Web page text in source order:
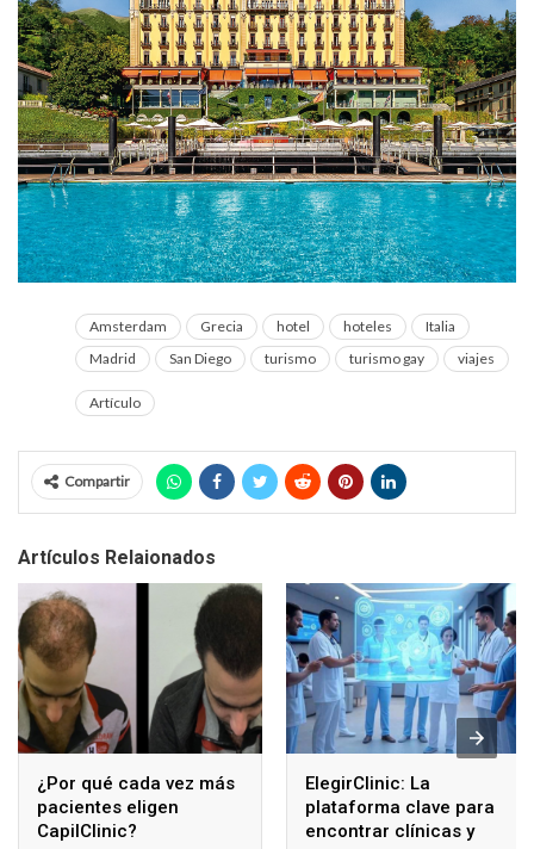
Amsterdam Grecia hotel hoteles
Italia
Madrid
San Diego turismo turismo gay viajes
Artículo
Compartir
Artículos Relaionados
¿Por qué cada vez más
pacientes eligen
CapilClinic?
ElegirClinic: La
plataforma clave para
encontrar clínicas y